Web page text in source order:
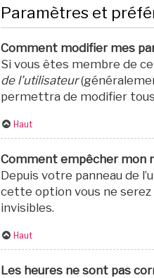
Paramètres et
Comment modifier mes
Si vous êtes membre de
de l’utilisateur
permettra de modifier
Haut
Comment empêcher mon
Depuis votre panneau de
cette option vous ne
invisibles.
Haut
Les heures ne sont pas